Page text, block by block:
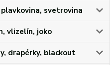
svetrovina
vlizelín, joko
drapérky, blackout